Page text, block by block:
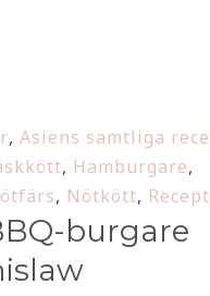
, Asiens samtliga
, Hamburgare,
, Nötkött, Recept
burgare